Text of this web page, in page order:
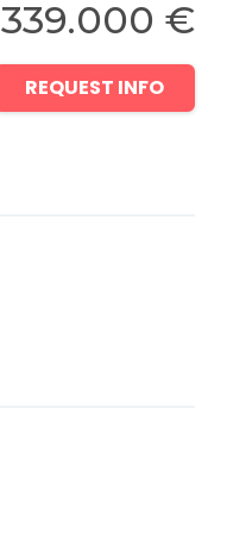
339.000 €
REQUEST INFO